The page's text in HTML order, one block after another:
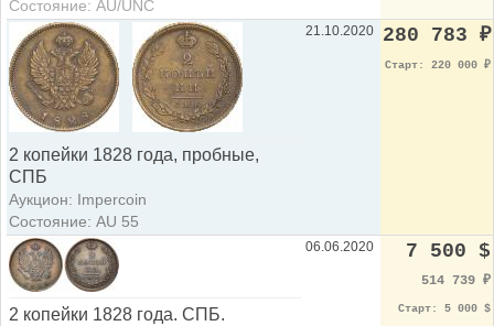
Состояние: AU/UNC
2 копейки 1828 года, пробные,
СПБ
Аукцион: Impercoin
Состояние: AU 55
21.10.2020 280 783 ₽
Старт: 220 000 ₽
2 копейки 1828 года. СПБ.
06.06.2020 7 500 $
514 739 ₽
Старт: 5 000 $